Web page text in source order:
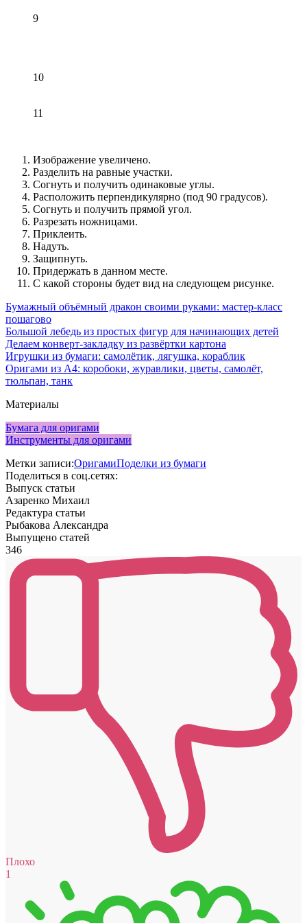
9
10
11
Изображение увеличено.
Разделить на равные участки.
Согнуть и получить одинаковые углы.
Расположить перпендикулярно (под 90 градусов).
Согнуть и получить прямой угол.
Разрезать ножницами.
Приклеить.
Надуть.
Защипнуть.
Придержать в данном месте.
С какой стороны будет вид на следующем рисунке.
Бумажный объёмный дракон своими руками: мастер-класс
пошагово
Большой лебедь из простых фигур для начинающих детей
Делаем конверт-закладку из развёртки картона
Игрушки из бумаги: самолётик, лягушка, кораблик
Оригами из А4: коробоки, журавлики, цветы, самолёт,
тюльпан, танк
Материалы
Бумага для оригами
Инструменты для оригами
Метки записи:ОригамиПоделки из бумаги
Поделиться в соц.сетях:
Выпуск статьи
Азаренко Михаил
Редактура статьи
Рыбакова Александра
Выпущено статей
346
Плохо
1